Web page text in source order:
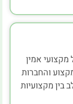
אמין
והחברות
בין מקצועיות